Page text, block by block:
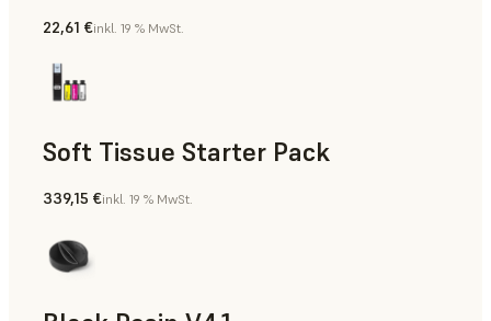
22,61 €inkl. 19 % MwSt.
Soft Tissue Starter Pack
339,15 €inkl. 19 % MwSt.